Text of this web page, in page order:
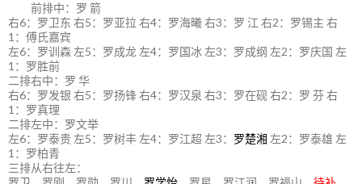
前排中：罗 箭
右6：罗卫东 右5：罗亚拉 右4：罗海曦 右3：罗 江 右2：罗锡主 右
1：傅氏嘉宾
左6：罗训森 左5：罗成龙 左4：罗国冰 左3：罗成纲 左2：罗庆国 左
1：罗胜前
二排右中：罗 华
右6：罗发银 右5：罗扬锋 右4：罗汉泉 右3：罗在砚 右2：罗 芬 右
1：罗真理
二排左中：罗文举
左6：罗泰贵 左5：罗树丰 左4：罗江超 左3： 罗楚湘 左2：罗泰雄 左
1：罗柏青
三排从右往左：